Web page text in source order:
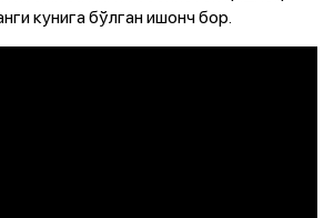
кунига бўлган ишонч бор.